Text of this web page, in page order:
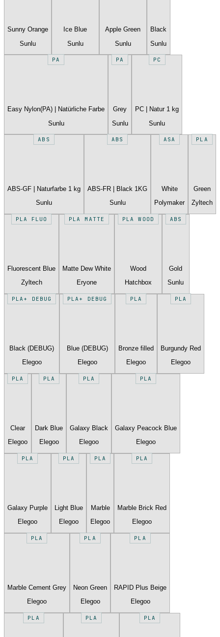
Sunny Orange
Sunlu
Ice Blue
Sunlu
Apple Green
Sunlu
Black
Sunlu
PA
Easy Nylon(PA) | Natürliche Farbe
Sunlu
PA
Grey
Sunlu
PC
PC | Natur 1 kg
Sunlu
ABS
ABS-GF | Naturfarbe 1 kg
Sunlu
ABS
ABS-FR | Black 1KG
Sunlu
ASA
White
Polymaker
PLA
Green
Zyltech
PLA FLUO
Fluorescent Blue
Zyltech
PLA MATTE
Matte Dew White
Eryone
PLA WOOD
Wood
Hatchbox
ABS
Gold
Sunlu
PLA+ DEBUG
Black (DEBUG)
Elegoo
PLA+ DEBUG
Blue (DEBUG)
Elegoo
PLA
Bronze filled
Elegoo
PLA
Burgundy Red
Elegoo
PLA
Clear
Elegoo
PLA
Dark Blue
Elegoo
PLA
Galaxy Black
Elegoo
PLA
Galaxy Peacock Blue
Elegoo
PLA
Galaxy Purple
Elegoo
PLA
Light Blue
Elegoo
PLA
Marble
Elegoo
PLA
Marble Brick Red
Elegoo
PLA
Marble Cement Grey
Elegoo
PLA
Neon Green
Elegoo
PLA
RAPID Plus Beige
Elegoo
PLA PLA PLA